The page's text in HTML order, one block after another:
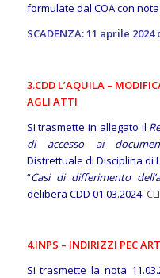
formulate dal COA con nota
SCADENZA: 11 aprile 2024
3.CDD L’AQUILA –
AGLI ATTI
Si trasmette in allegato il
di accesso ai
Distrettuale di Disciplina di
“Casi di differimento
delibera CDD 01.03.2024.
4.INPS – INDIRIZZI PEC
Si trasmette la nota